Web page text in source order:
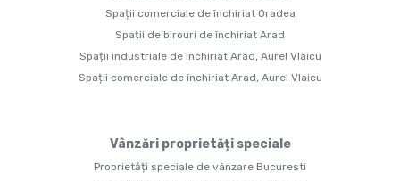
Spații comerciale de închiriat Oradea
Spații de birouri de închiriat Arad
Spații industriale de închiriat Arad, Aurel Vlaicu
Spații comerciale de închiriat Arad, Aurel Vlaicu
Vânzări proprietăți speciale
Proprietăți speciale de vânzare Bucuresti